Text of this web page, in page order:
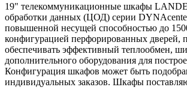
19" телекоммуникационные шкафы LANDE
обработки данных (ЦОД) серии
повышенной несущей способностью до
конфигурацией перфорированных дверей,
обеспечивать эффективный теплообмен,
дополнительного оборудования для
Конфигурация шкафов может быть
индивидуальных заказов. Шкафы